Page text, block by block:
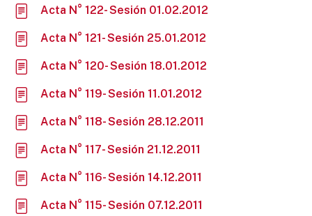
Acta N° 122- Sesión 01.02.2012
Acta N° 121- Sesión 25.01.2012
Acta N° 120- Sesión 18.01.2012
Acta N° 119- Sesión 11.01.2012
Acta N° 118- Sesión 28.12.2011
Acta N° 117- Sesión 21.12.2011
Acta N° 116- Sesión 14.12.2011
Acta N° 115- Sesión 07.12.2011